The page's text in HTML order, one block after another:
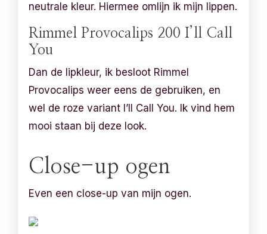
neutrale kleur. Hiermee omlijn ik mijn lippen.
Rimmel Provocalips 200 I’ll Call
You
Dan de lipkleur, ik besloot Rimmel
Provocalips weer eens de gebruiken, en
wel de roze variant I’ll Call You. Ik vind hem
mooi staan bij deze look.
Close-up ogen
Even een close-up van mijn ogen.